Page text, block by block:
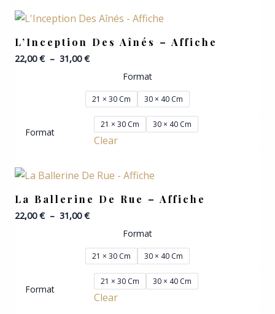
L’Inception Des Aînés – Affiche
22,00€ – 31,00€
Plage
De
Prix :
22,00 €
À
Format
21 × 30 Cm 30 × 40 Cm
Format
21 × 30 Cm 30 × 40 Cm
Clear
La Ballerine De Rue – Affiche
22,00€ – 31,00€
Plage
De
Prix :
22,00 €
À
Format
21 × 30 Cm 30 × 40 Cm
Format
21 × 30 Cm 30 × 40 Cm
Clear